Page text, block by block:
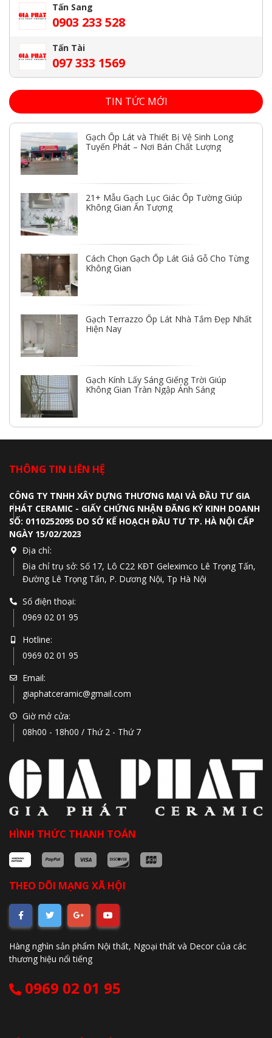
Tấn Sang
0903 233 528
Tấn Tài
097 333 1569
TIN TỨC MỚI
Gạch Ốp Lát và Thiết Bị Vệ Sinh Long
Tuyến Phát – Nơi Bán Chất Lượng
21+ Mẫu Gạch Lục Giác Ốp Tường Giúp
Không Gian Ấn Tượng
Cách Chọn Gạch Ốp Lát Giả Gỗ Cho Từng
Không Gian
Gạch Terrazzo Ốp Lát Nhà Tắm Đẹp Nhất
Hiện Nay
Gạch Kính Lấy Sáng Giếng Trời Giúp
Không Gian Tràn Ngập Ánh Sáng
THÔNG TIN LIÊN HỆ
CÔNG TY TNHH XÂY DỰNG THƯƠNG MẠI VÀ ĐẦU TƯ GIA
PHÁT CERAMIC - GIẤY CHỨNG NHẬN ĐĂNG KÝ KINH DOANH
SỐ: 0110252095 DO SỞ KẾ HOẠCH ĐẦU TƯ TP. HÀ NỘI CẤP
NGÀY 15/02/2023
Địa chỉ:
Địa chỉ trụ sở: Số 17, Lô C22 KĐT Geleximco Lê Trọng Tấn,
Đường Lê Trọng Tấn, P. Dương Nội, Tp Hà Nội
Số điện thoại:
0969 02 01 95
Hotline:
0969 02 01 95
Email:
giaphatceramic@gmail.com
Giờ mở cửa:
08h00 - 18h00 / Thứ 2 - Thứ 7
HÌNH THỨC THANH TOÁN
THEO DÕI MẠNG XÃ HỘI
Hàng nghìn sản phẩm Nội thất, Ngoại thất và Decor của các
thương hiệu nổi tiếng
0969 02 01 95